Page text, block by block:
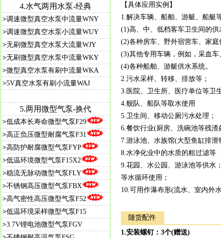
【具体应用实例】
1.解决车辆、船舶、游艇、船艇
(1)高、中、低档客车卫生间的供
(2)各种房车、野外宿营车、家
(3)其他专用车辆，例如，采血
(4)各种船舶、游艇供水系统。
2.污水采样、转移、排放等；
3.医院、卫生所、医疗单位等卫
4.舰队、船队等取水使用
5.卫生间、移动公厕污水处理；
6.餐饮行业(厨房、洗碗池等残渣
7.游泳池、水族馆(大型鱼缸排泄
8.水净化业中的水质的粗过滤等
9.花园、水公园、游泳池等供水
等水循环使用；
10.可用作瀑布形(流水、室内外
随货配件
1.安装螺钉：3个(赠送)
4.水气两用水泵-经典
>调速微型真空水泵中流量WNY
>调速微型真空水泵小流量WUY
>无刷微型真空水泵大流量WJY
>无刷微型真空水泵中流量WKY
>微型真空水泵有刷中流量WKA
>5V真空水泵有刷小流量WAJ
5.两用微型气泵-换代
>低成本长寿命微型气泵F29
>高正负压微型耐腐气泵F31
>高防护耐腐微型气泵FYP
>低温环境微型气泵F15X2
>稳流无脉动微型气泵FLY
>不锈钢高压微型气泵FBX
>高气密性高压微型气泵F52
>低温环境采样微型气泵F15
>3.7V锂电池微型气泵FGV